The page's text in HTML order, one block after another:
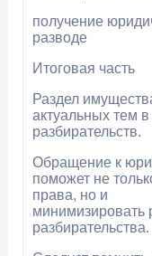
получение
разводе
Итоговая часть
Раздел
актуальных тем
разбирательств.
Обращение к
поможет не
права, но и
минимизировать
разбирательства.